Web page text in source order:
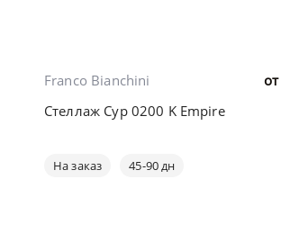
от
Franco Bianchini
Стеллаж Cyp 0200 K Empire
На заказ 45-90 дн